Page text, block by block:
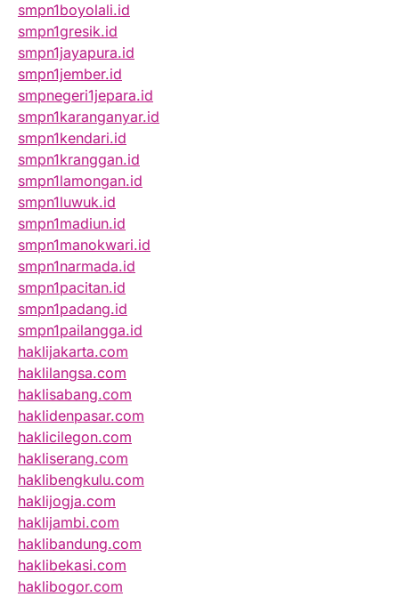
smpn1boyolali.id
smpn1gresik.id
smpn1jayapura.id
smpn1jember.id
smpnegeri1jepara.id
smpn1karanganyar.id
smpn1kendari.id
smpn1kranggan.id
smpn1lamongan.id
smpn1luwuk.id
smpn1madiun.id
smpn1manokwari.id
smpn1narmada.id
smpn1pacitan.id
smpn1padang.id
smpn1pailangga.id
haklijakarta.com
haklilangsa.com
haklisabang.com
haklidenpasar.com
haklicilegon.com
hakliserang.com
haklibengkulu.com
haklijogja.com
haklijambi.com
haklibandung.com
haklibekasi.com
haklibogor.com